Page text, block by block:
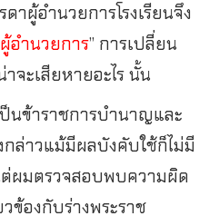
าผู้อำนวยการโรงเรียนจึง
ผู้อำนวยการ” การเปลี่ยน
าจะเสียหายอะไร นั้น
นข้าราชการบำนาญและ
ล่าวแม้มีผลบังคับใช้ก็ไม่มี
ผมตรวจสอบพบความผิด
ข้องกับร่างพระราช